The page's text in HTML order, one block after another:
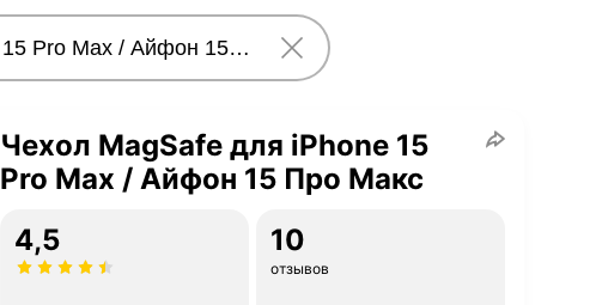
Чехол MagSafe для iPhone 15
Pro Max / Айфон 15 Про Макс
4,5
10
отзывов